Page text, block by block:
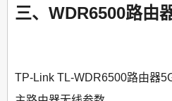
三、WDR6500路由
TP-Link TL-WDR6500路由器